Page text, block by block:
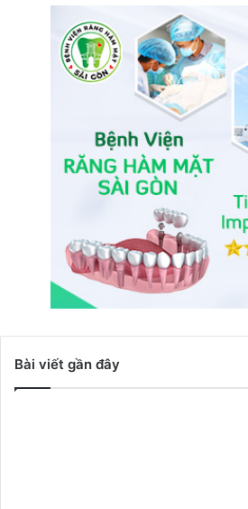
Bài viết gần đây